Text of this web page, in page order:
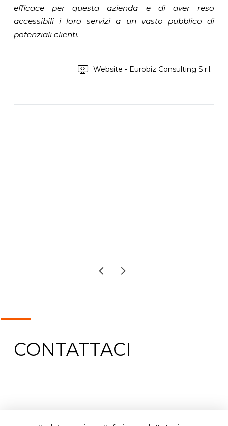
efficace per questa azienda e di aver reso
accessibili i loro servizi a un vasto pubblico di
potenziali clienti.
Website - Eurobiz Consulting S.r.l.
CONTATTACI